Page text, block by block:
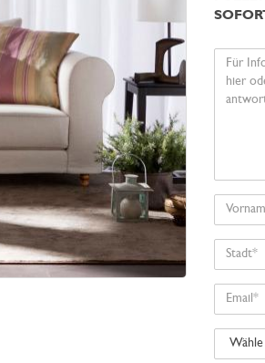
Ihre
Vorname
Stadt
Email
Wähle
sprache